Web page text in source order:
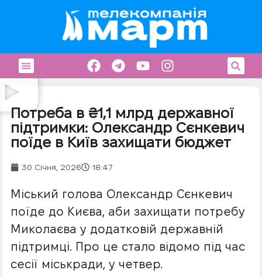
Потреба в ₴1,1 млрд державної
підтримки: Олександр Сєнкевич
поїде в Київ захищати бюджет
30 Січня, 2026 18:47
Міський голова Олександр Сєнкевич
поїде до Києва, аби захищати потребу
Миколаєва у додатковій державній
підтримці. Про це стало відомо під час
сесії міськради, у четвер.